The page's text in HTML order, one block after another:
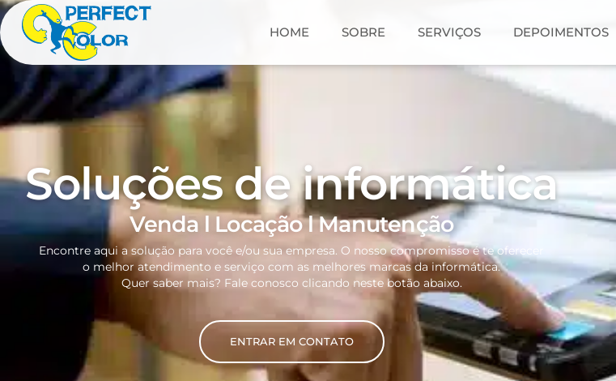
HOME SOBRE SERVIÇOS DEPOIMENTOS
Soluções de informática
Venda l Locação l Manutenção
Encontre aqui a solução para você e/ou sua empresa. O nosso compromisso é te oferecer
o melhor atendimento e serviço com as melhores marcas da informática.
Quer saber mais? Fale conosco clicando neste botão abaixo.
ENTRAR EM CONTATO